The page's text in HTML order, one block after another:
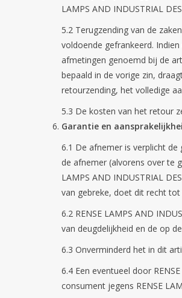
LAMPS AND INDUSTRIAL
5.2 Terugzending van de
voldoende gefrankeerd.
afmetingen genoemd bij de
bepaald in de vorige zin,
retourzending, het volledige
5.3 De kosten van het retour
Garantie en
6.1 De afnemer is verplicht
de afnemer (alvorens over te
LAMPS AND INDUSTRIAL
van gebreke, doet dit recht
6.2 RENSE LAMPS AND
van deugdelijkheid en de op
6.3 Onverminderd het in dit
6.4 Een eventueel door
consument jegens RENSE